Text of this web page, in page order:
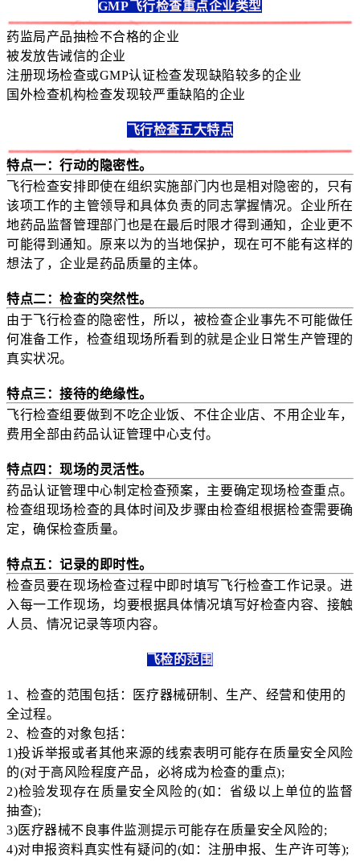
GMP飞行检查重点企业类型
药监局产品抽检不合格的企业
被发放告诫信的企业
注册现场检查或GMP认证检查发现缺陷较多的企业
国外检查机构检查发现较严重缺陷的企业
飞行检查五大特点
特点一：行动的隐密性。
飞行检查安排即使在组织实施部门内也是相对隐密的，只有
该项工作的主管领导和具体负责的同志掌握情况。企业所在
地药品监督管理部门也是在最后时限才得到通知，企业更不
可能得到通知。原来以为的当地保护，现在可不能有这样的
想法了，企业是药品质量的主体。
特点二：检查的突然性。
由于飞行检查的隐密性，所以，被检查企业事先不可能做任
何准备工作，检查组现场所看到的就是企业日常生产管理的
真实状况。
特点三：接待的绝缘性。
飞行检查组要做到不吃企业饭、不住企业店、不用企业车，
费用全部由药品认证管理中心支付。
特点四：现场的灵活性。
药品认证管理中心制定检查预案，主要确定现场检查重点。
检查组现场检查的具体时间及步骤由检查组根据检查需要确
定，确保检查质量。
特点五：记录的即时性。
检查员要在现场检查过程中即时填写飞行检查工作记录。进
入每一工作现场，均要根据具体情况填写好检查内容、接触
人员、情况记录等项内容。
飞检的范围
1、检查的范围包括：医疗器械研制、生产、经营和使用的
全过程。
2、检查的对象包括：
1)投诉举报或者其他来源的线索表明可能存在质量安全风险
的(对于高风险程度产品，必将成为检查的重点);
2)检验发现存在质量安全风险的(如：省级以上单位的监督
抽查);
3)医疗器械不良事件监测提示可能存在质量安全风险的;
4)对申报资料真实性有疑问的(如：注册申报、生产许可等);